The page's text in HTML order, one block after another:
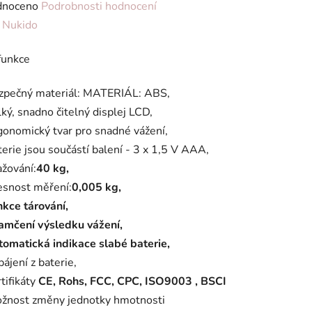
Podrobnosti hodnocení
Nukido
materiál: MATERIÁL: ABS,
snadno čitelný displej LCD,
tvar pro snadné vážení,
jsou součástí balení - 3 x 1,5 V AAA,
40 kg,
měření:0,005 kg,
tárování,
výsledku vážení,
indikace slabé baterie,
z baterie,
CE, Rohs, FCC, CPC, ISO9003 , BSCI
změny jednotky hmotnosti